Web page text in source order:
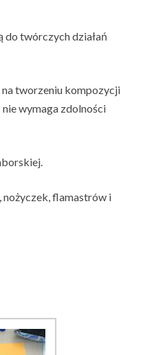
do twórczych działań
na tworzeniu kompozycji
wymaga zdolności
flamastrów i